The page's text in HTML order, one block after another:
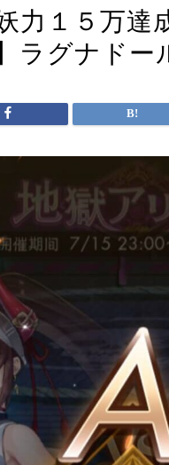
力１５万達
ラグナドー